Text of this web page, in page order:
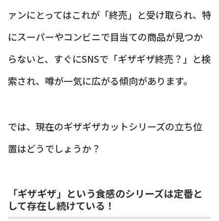
ァンにとってはこれが「終売」と受け取られ、特
にスーパーやコンビニで目当ての商品が見つか
らないと、すぐにSNSで「ギザギザ終売？」と検
索され、噂が一気に広がる傾向があります。
では、現在のギザギザカットシリーズの立ち位
置はどうでしょうか？
「ギザギザ」という食感のシリーズは定番と
して存在し続けている！